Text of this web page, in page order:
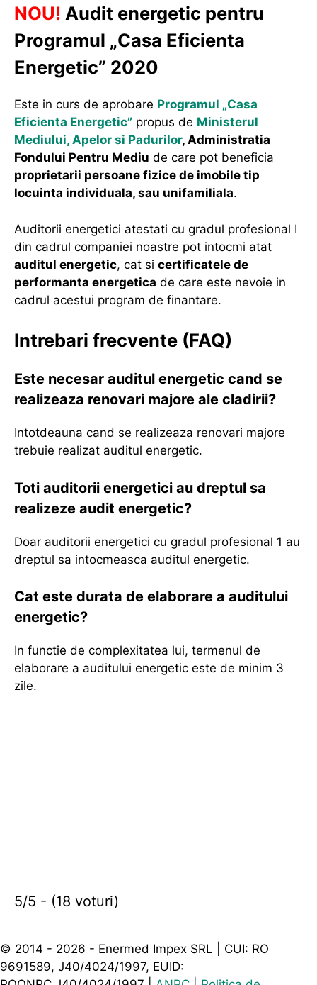
NOU! Audit energetic pentru
Programul „Casa Eficienta
Energetic” 2020
Este in curs de aprobare Programul „Casa
Eficienta Energetic” propus de Ministerul
Mediului, Apelor si Padurilor, Administratia
Fondului Pentru Mediu de care pot beneficia
proprietarii persoane fizice de imobile tip
locuinta individuala, sau unifamiliala.
Auditorii energetici atestati cu gradul profesional I
din cadrul companiei noastre pot intocmi atat
auditul energetic, cat si certificatele de
performanta energetica de care este nevoie in
cadrul acestui program de finantare.
Intrebari frecvente (FAQ)
Este necesar auditul energetic cand se
realizeaza renovari majore ale cladirii?
Intotdeauna cand se realizeaza renovari majore
trebuie realizat auditul energetic.
Toti auditorii energetici au dreptul sa
realizeze audit energetic?
Doar auditorii energetici cu gradul profesional 1 au
dreptul sa intocmeasca auditul energetic.
Cat este durata de elaborare a auditului
energetic?
In functie de complexitatea lui, termenul de
elaborare a auditului energetic este de minim 3
zile.
5/5 - (18 voturi)
© 2014 - 2026 - Enermed Impex SRL | CUI: RO
9691589, J40/4024/1997, EUID: